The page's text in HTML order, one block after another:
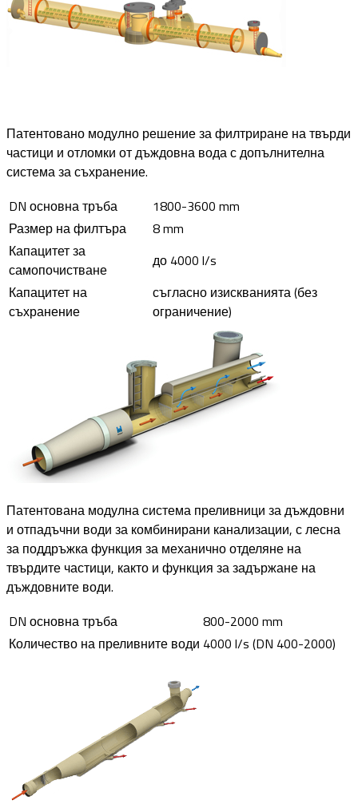
Патентовано модулно решение за филтриране на твърди
частици и отломки от дъждовна вода с допълнителна
система за съхранение.
DN основна тръба
1800-3600 mm
Размер на филтъра
8 mm
Капацитет за
самопочистване
до 4000 l/s
Капацитет на
съхранение
съгласно изискванията (без
ограничение)
Патентована модулна система преливници за дъждовни
и отпадъчни води за комбинирани канализации, с лесна
за поддръжка функция за механично отделяне на
твърдите частици, както и функция за задържане на
дъждовните води.
DN основна тръба
800-2000 mm
Количество на преливните води 4000 l/s (DN 400-2000)